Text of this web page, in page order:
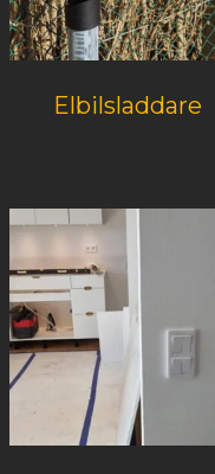
Elbilsladdare